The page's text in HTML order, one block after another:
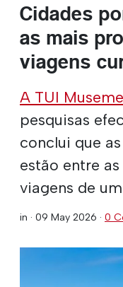
Cidades
as mais
viagens
A TUI
pesquisas
conclui que
estão entre
viagens de
in · 09 May 2026 · 0